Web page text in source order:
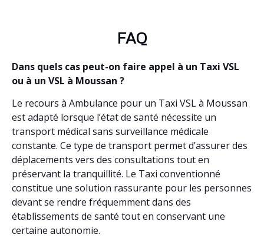
FAQ
Dans quels cas peut-on faire appel à un Taxi VSL
ou à un VSL à Moussan ?
Le recours à Ambulance pour un Taxi VSL à Moussan
est adapté lorsque l’état de santé nécessite un
transport médical sans surveillance médicale
constante. Ce type de transport permet d’assurer des
déplacements vers des consultations tout en
préservant la tranquillité. Le Taxi conventionné
constitue une solution rassurante pour les personnes
devant se rendre fréquemment dans des
établissements de santé tout en conservant une
certaine autonomie.